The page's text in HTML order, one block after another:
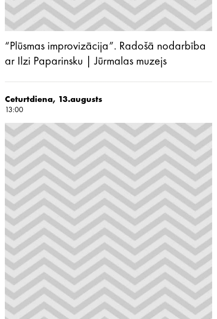
“Plūsmas improvizācija”. Radošā nodarbība
ar Ilzi Paparinsku | Jūrmalas muzejs
Ceturtdiena, 13.augusts
13:00